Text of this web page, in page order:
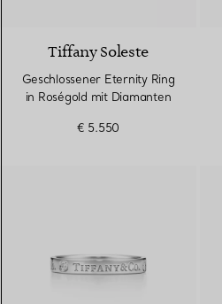
Tiffany Soleste
Geschlossener Eternity Ring
in Roségold mit Diamanten
€ 5.550